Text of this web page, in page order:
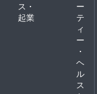
ス・
起業
ー
テ
ィ
ー
・
ヘ
ル
ス